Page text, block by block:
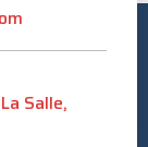
Salle,